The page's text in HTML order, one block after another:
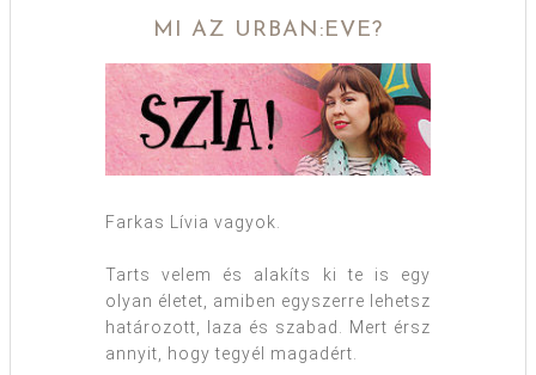
MI AZ URBAN:EVE?
Farkas Lívia vagyok.
Tarts velem és alakíts ki te is egy
olyan életet, amiben egyszerre lehetsz
határozott, laza és szabad. Mert érsz
annyit, hogy tegyél magadért.